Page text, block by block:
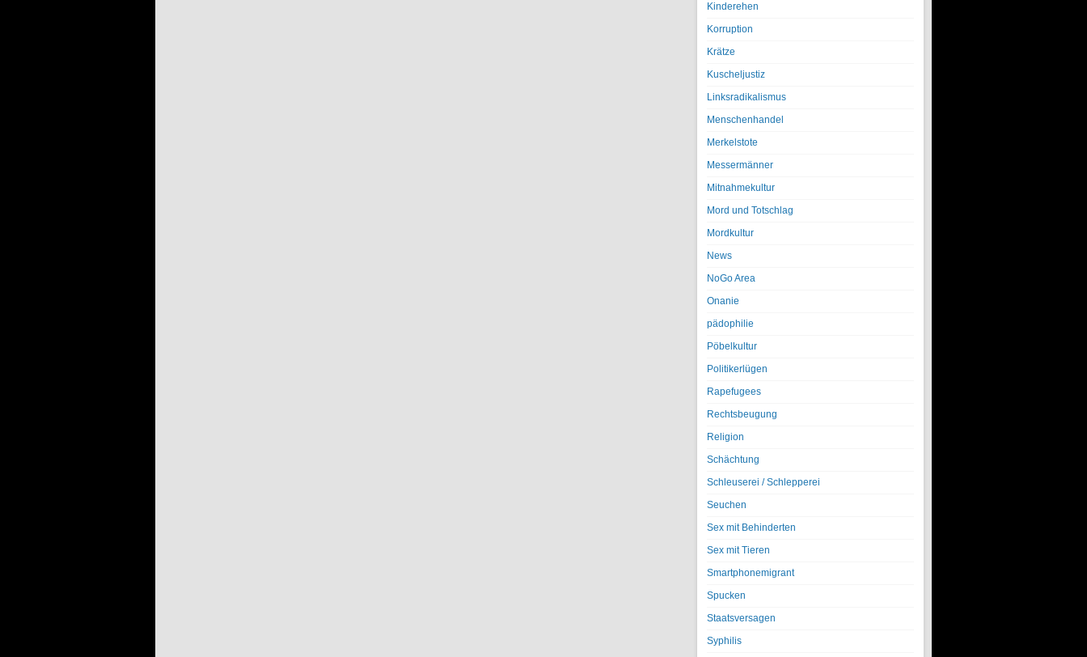
Kinderehen
Korruption
Krätze
Kuscheljustiz
Linksradikalismus
Menschenhandel
Merkelstote
Messermänner
Mitnahmekultur
Mord und Totschlag
Mordkultur
News
NoGo Area
Onanie
pädophilie
Pöbelkultur
Politikerlügen
Rapefugees
Rechtsbeugung
Religion
Schächtung
Schleuserei / Schlepperei
Seuchen
Sex mit Behinderten
Sex mit Tieren
Smartphonemigrant
Spucken
Staatsversagen
Syphilis